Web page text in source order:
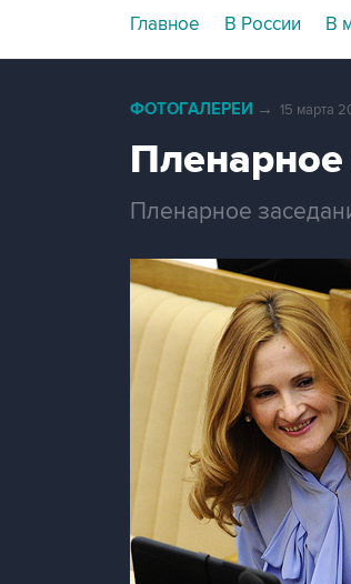
Главное В России В
ФОТОГАЛЕРЕИ → 15 марта
Пленарное